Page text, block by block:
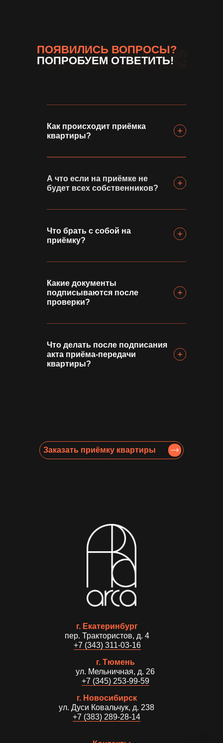
ПОЯВИЛИСЬ ВОПРОСЫ?
ПОПРОБУЕМ ОТВЕТИТЬ!
Как происходит приёмка
квартиры?
А что если на приёмке не
будет всех собственников?
Что брать с собой на
приёмку?
Какие документы
подписываются после
проверки?
Что делать после подписания
акта приёма-передачи
квартиры?
Заказать приёмку квартиры
г. Новосибирск
ул. Дуси Ковальчук, д. 238
+7 (383) 289-28-14
г. Тюмень
ул. Мельничная, д. 26
+7 (345) 253-99-59
г. Екатеринбург
пер. Трактористов, д. 4
+7 (343) 311-03-16